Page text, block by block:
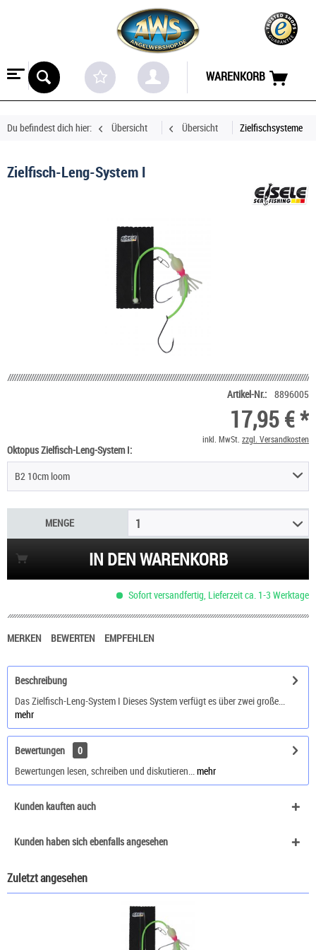
WARENKORB
Du befindest dich hier: Übersicht Übersicht Zielfischsysteme
Zielfisch-Leng-System I
Artikel-Nr.: 8896005
17,95 € *
inkl. MwSt. zzgl. Versandkosten
Oktopus Zielfisch-Leng-System I:
B2 10cm loom
MENGE 1
IN DEN WARENKORB
Sofort versandfertig, Lieferzeit ca. 1-3 Werktage
MERKEN BEWERTEN EMPFEHLEN
Beschreibung
Das Zielfisch-Leng-System I Dieses System verfügt es über zwei große...
mehr
Bewertungen
0
Bewertungen lesen, schreiben und diskutieren...mehr
Kunden kauften auch
Kunden haben sich ebenfalls angesehen
Zuletzt angesehen